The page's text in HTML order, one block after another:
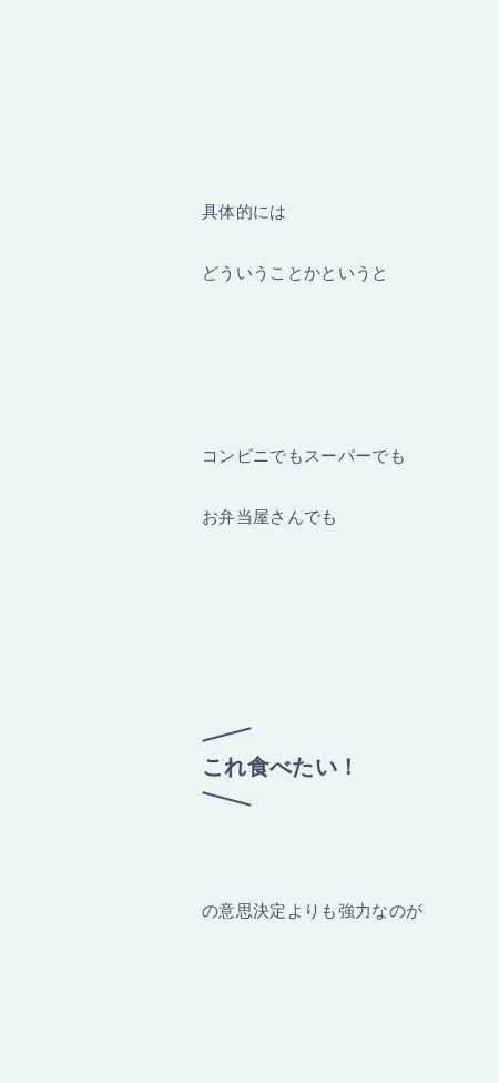
具体的には
どういうことかというと
コンビニでもスーパーでも
お弁当屋さんでも
これ食べたい！
の意思決定よりも強力なのが